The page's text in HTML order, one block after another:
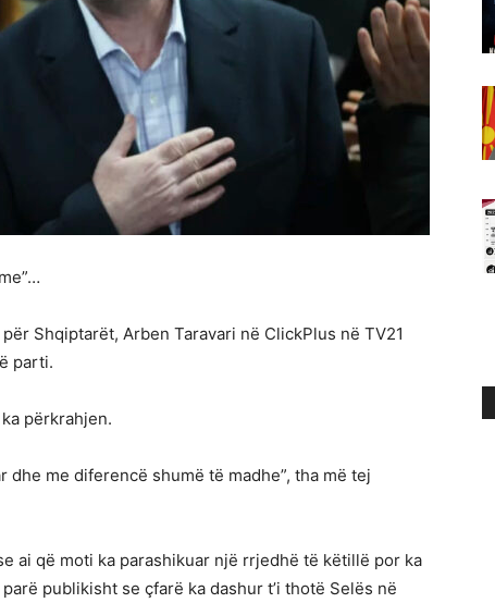
Shqiptarët, Arben Taravari në ClickPlus në TV21
parti.
përkrahjen.
me diferencë shumë të madhe”, tha më tej
ai që moti ka parashikuar një rrjedhë të këtillë por ka
publikisht se çfarë ka dashur t’i thotë Selës në